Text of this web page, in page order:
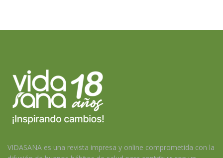
VIDASANA es una revista impresa y online comprometida con la